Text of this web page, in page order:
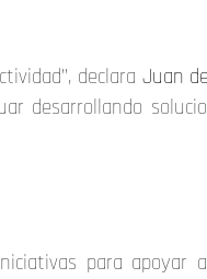
declara Juan
desarrollando
para